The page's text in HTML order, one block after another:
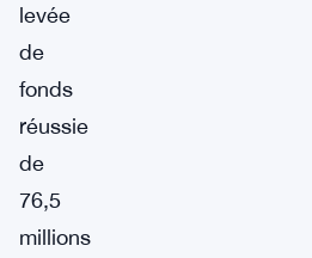
levée
de
fonds
réussie
de
76,5
millions